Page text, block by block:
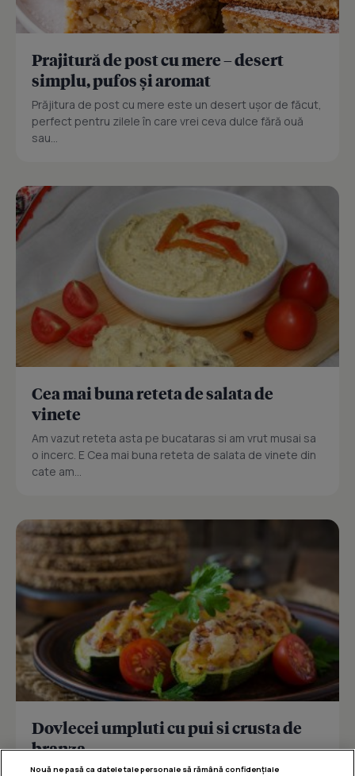
Prajitură de post cu mere – desert
simplu, pufos și aromat
Prăjitura de post cu mere este un desert ușor de făcut,
perfect pentru zilele în care vrei ceva dulce fără ouă
sau...
Cea mai buna reteta de salata de
vinete
Am vazut reteta asta pe bucataras si am vrut musai sa
o incerc. E Cea mai buna reteta de salata de vinete din
cate am...
Dovlecei umpluti cu pui si crusta de
branza
Reteta delicioasa de dovlecei umpluti cu pui si crusta
Nouă ne pasă ca datele tale personale să rămână confidențiale